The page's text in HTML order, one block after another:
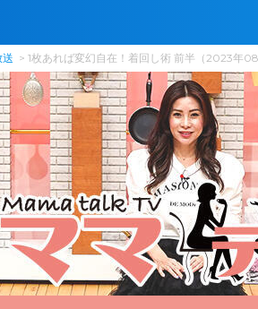
1枚あれば変幻自在！着回し術 前半（2023年08